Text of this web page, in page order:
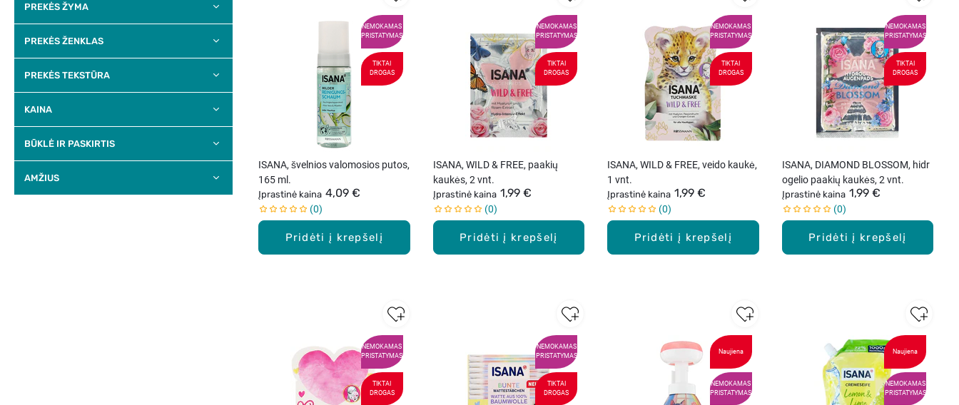
PREKĖS ŽYMA
PREKĖS ŽENKLAS
PREKĖS TEKSTŪRA
KAINA
BŪKLĖ IR PASKIRTIS
AMŽIUS
NEMOKAMAS
PRISTATYMAS
TIKTAI
DROGAS
Pridėti į krepšelį
ISANA, švelnios valomosios putos,
165 ml.
Įprastinė kaina 4,09 €
0
NEMOKAMAS
PRISTATYMAS
TIKTAI
DROGAS
Pridėti į krepšelį
ISANA, WILD & FREE, paakių
kaukės, 2 vnt.
Įprastinė kaina 1,99 €
0
NEMOKAMAS
PRISTATYMAS
TIKTAI
DROGAS
Pridėti į krepšelį
ISANA, WILD & FREE, veido kaukė,
1 vnt.
Įprastinė kaina 1,99 €
0
NEMOKAMAS
PRISTATYMAS
TIKTAI
DROGAS
Pridėti į krepšelį
ISANA, DIAMOND BLOSSOM, hidr
ogelio paakių kaukės, 2 vnt.
Įprastinė kaina 1,99 €
0
NEMOKAMAS
PRISTATYMAS
TIKTAI
DROGAS
NEMOKAMAS
PRISTATYMAS
TIKTAI
DROGAS
Naujiena
NEMOKAMAS
PRISTATYMAS
Naujiena
NEMOKAMAS
PRISTATYMAS